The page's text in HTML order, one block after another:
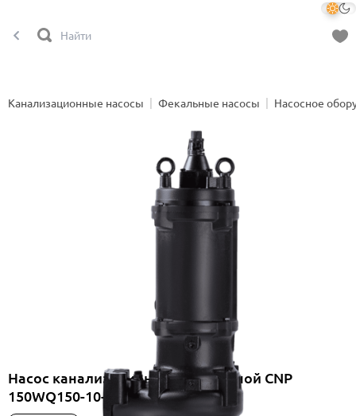
Канализационные насосы Фекальные насосы Насосное
Насос канализационный погружной CNP
150WQ150-10-7.5ES(I)+HS150WQ